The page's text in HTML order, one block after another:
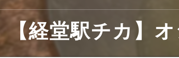
【経堂駅チカ】